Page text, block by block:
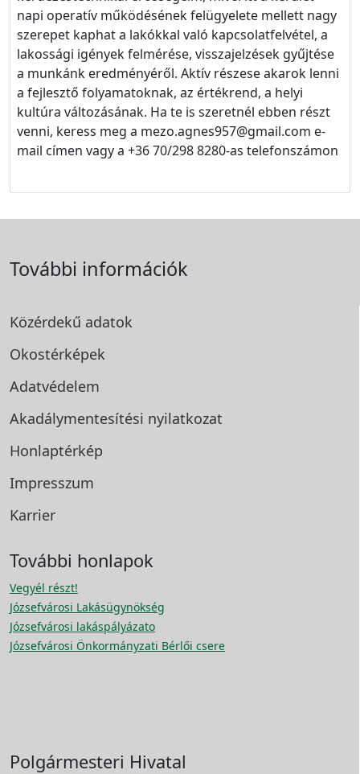
napi operatív működésének felügyelete mellett nagy
szerepet kaphat a lakókkal való kapcsolatfelvétel, a
lakossági igények felmérése, visszajelzések gyűjtése
a munkánk eredményéről. Aktív részese akarok lenni
a fejlesztő folyamatoknak, az értékrend, a helyi
kultúra változásának. Ha te is szeretnél ebben részt
venni, keress meg a mezo.agnes957@gmail.com e-
mail címen vagy a +36 70/298 8280-as telefonszámon
További információk
Közérdekű adatok
Okostérképek
Adatvédelem
Akadálymentesítési nyilatkozat
Honlaptérkép
Impresszum
Karrier
További honlapok
Vegyél részt!
Józsefvárosi Lakásügynökség
Józsefvárosi lakáspályázato
Józsefvárosi Önkormányzati Bérlői csere
Polgármesteri Hivatal